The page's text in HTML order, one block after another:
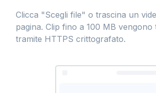
Clicca "Scegli file" o trascina un
pagina. Clip fino a 100 MB vengono
tramite HTTPS crittografato.